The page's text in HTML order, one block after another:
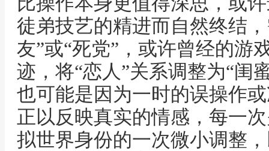
徒弟技艺的精进而自然终结
友”或“死党”，或许曾经的游
迹，将“恋人”关系调整为“闺
也可能是因为一时的误操作
正以反映真实的情感，每一
拟世界身份的一次微小调整